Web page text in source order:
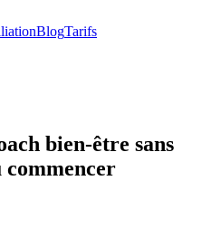
BlogTarifs
bien-être sans
commencer